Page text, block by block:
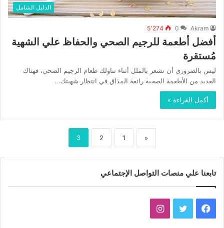
الدليل الشامل
Akram
0 5٬274
أفضل أطعمة للرجيم الصحي والحفاظ علي الشهية
مُستقرة
ليس بالضروري أن تشعر بالملل أثناء تناولك طعام الرجيم الصحي، فهناك
العديد من الأطعمة الصحية رائعة المذاق في انتظار شهيتك…
أكمل القراءة »
«
1
2
3
تابعنا علي منصات التواصل الإجتماعي
فيسبوك تويتر انستقرام